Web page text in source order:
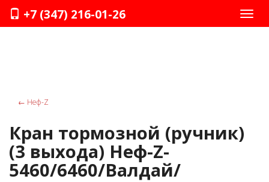
+7 (347) 216-01-26
← Неф-Z
Кран тормозной (ручник)
(3 выхода) Неф-Z-
5460/6460/Валдай/